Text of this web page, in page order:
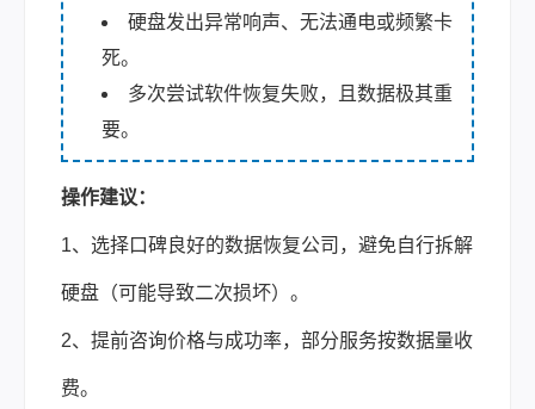
硬盘发出异常响声、无法通电或频繁卡
死。
多次尝试软件恢复失败，且数据极其重
要。
操作建议：
1、选择口碑良好的数据恢复公司，避免自行拆解
硬盘（可能导致二次损坏）。
2、提前咨询价格与成功率，部分服务按数据量收
费。